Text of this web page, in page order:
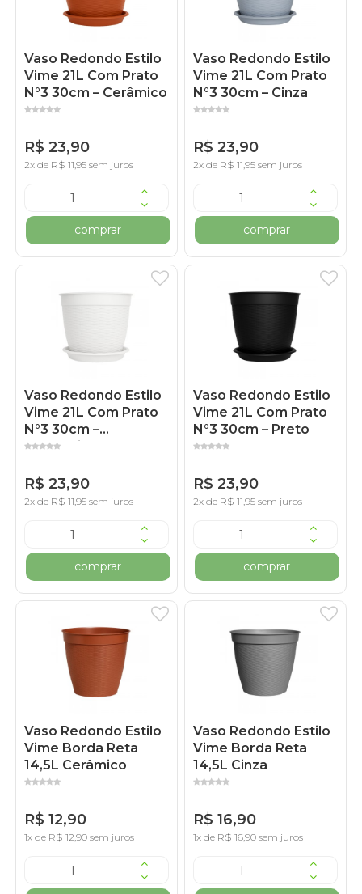
Vaso Redondo Estilo
Vime 21L Com Prato
N°3 30cm – Cerâmico
R$ 23,90
2x de R$ 11,95 sem juros
comprar
Vaso Redondo Estilo
Vime 21L Com Prato
N°3 30cm – Cinza
R$ 23,90
2x de R$ 11,95 sem juros
comprar
Vaso Redondo Estilo
Vime 21L Com Prato
N°3 30cm –
Marmorizado
R$ 23,90
2x de R$ 11,95 sem juros
comprar
Vaso Redondo Estilo
Vime 21L Com Prato
N°3 30cm – Preto
R$ 23,90
2x de R$ 11,95 sem juros
comprar
Vaso Redondo Estilo
Vime Borda Reta
14,5L Cerâmico
R$ 12,90
1x de R$ 12,90 sem juros
Vaso Redondo Estilo
Vime Borda Reta
14,5L Cinza
R$ 16,90
1x de R$ 16,90 sem juros